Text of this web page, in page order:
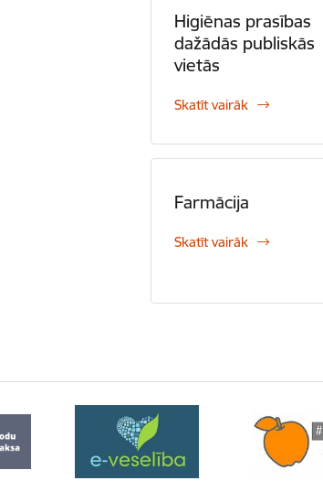
Higiēnas prasības
dažādās publiskās
vietās
Skatīt vairāk
Farmācija
Skatīt vairāk